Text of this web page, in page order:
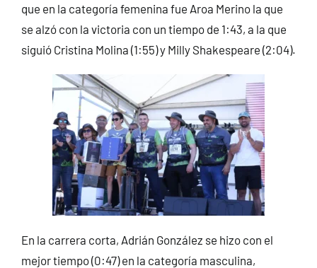
que en la categoría femenina fue Aroa Merino la que
se alzó con la victoria con un tiempo de 1:43, a la que
siguió Cristina Molina (1:55) y Milly Shakespeare (2:04).
En la carrera corta, Adrián González se hizo con el
mejor tiempo (0:47) en la categoría masculina,